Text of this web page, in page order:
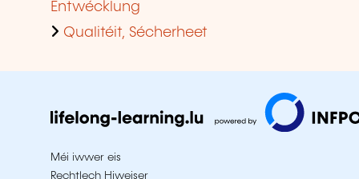
Entwécklung
Qualitéit, Sécherheet
Méi iwwer eis
Rechtlech Hiweiser